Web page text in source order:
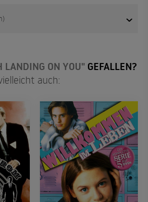
LANDING ON YOU" GEFALLEN?
auch: